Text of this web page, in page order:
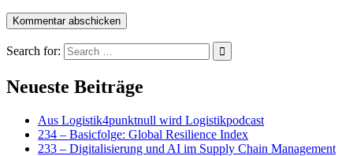
Search for:
Neueste Beiträge
Aus Logistik4punktnull wird Logistikpodcast
234 – Basicfolge: Global Resilience Index
233 – Digitalisierung und AI im Supply Chain Management